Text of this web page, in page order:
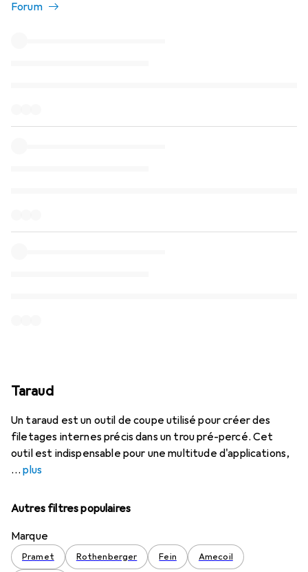
Forum
Taraud
Un taraud est un outil de coupe utilisé pour créer des
filetages internes précis dans un trou pré-percé. Cet
outil est indispensable pour une multitude d'applications,
plus
Autres filtres populaires
Marque
Pramet Rothenberger Fein Amecoil